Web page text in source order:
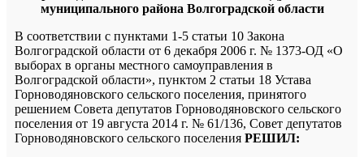
муниципального района Волгоградской области
В соответствии с пунктами 1-5 статьи 10 Закона
Волгоградской области от 6 декабря 2006 г. № 1373-ОД «О
выборах в органы местного самоуправления в
Волгоградской области», пунктом 2 статьи 18 Устава
Горноводяновского сельского поселения, принятого
решением Совета депутатов Горноводяновского сельского
поселения от 19 августа 2014 г. № 61/136, Совет депутатов
Горноводяновского сельского поселения РЕШИЛ: